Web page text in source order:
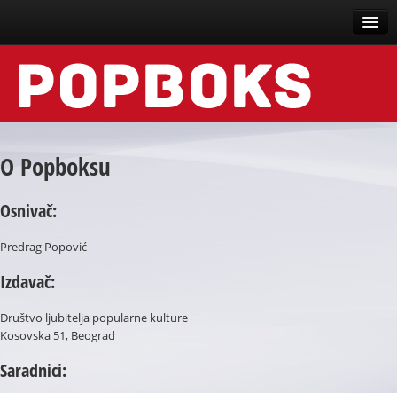
Vesti
Događaji
Recenzije
Top liste
Scena
Arhive
O Popboksu
Osnivač:
Predrag Popović
Izdavač:
Društvo ljubitelja popularne kulture
Kosovska 51, Beograd
Saradnici: